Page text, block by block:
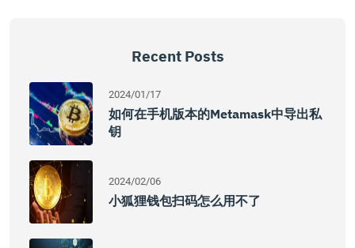
Recent Posts
2024/01/17
如何在手机版本的Metamask中导出私
钥
2024/02/06
小狐狸钱包扫码怎么用不了